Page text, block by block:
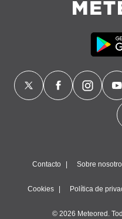
Contacto Sobre
Cookies Política de
© 2026 Meteored.